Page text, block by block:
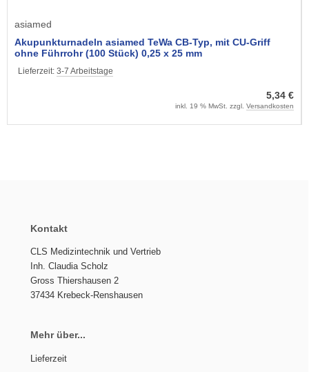
asiamed
Akupunkturnadeln asiamed TeWa CB-Typ, mit CU-Griff
ohne Führrohr (100 Stück) 0,25 x 25 mm
Lieferzeit: 3-7 Arbeitstage
5,34 €
inkl. 19 % MwSt. zzgl. Versandkosten
Kontakt
CLS Medizintechnik und Vertrieb
Inh. Claudia Scholz
Gross Thiershausen 2
37434 Krebeck-Renshausen
Mehr über...
Lieferzeit